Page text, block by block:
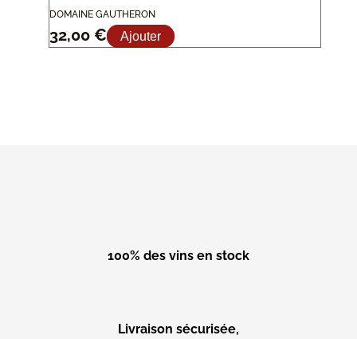
DOMAINE GAUTHERON
32,00 € Ajouter
100% des vins en stock
Livraison sécurisée,